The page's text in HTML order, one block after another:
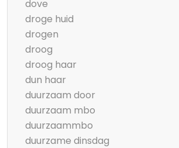
dove
droge huid
drogen
droog
droog haar
dun haar
duurzaam door
duurzaam mbo
duurzaammbo
duurzame dinsdag